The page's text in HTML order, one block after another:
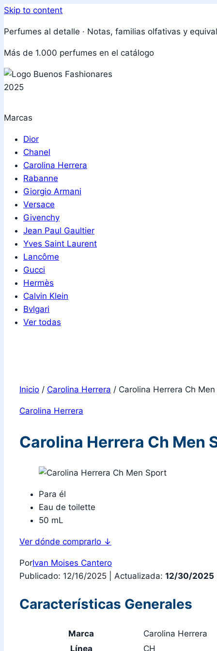
Skip to content
Perfumes al detalle · Notas, familias olfativas y
Más de 1.000 perfumes en el catálogo
Marcas
Dior
Chanel
Carolina Herrera
Rabanne
Giorgio Armani
Versace
Givenchy
Jean Paul Gaultier
Yves Saint Laurent
Lancôme
Gucci
Hermès
Calvin Klein
Bvlgari
Ver todas
Inicio / Carolina Herrera / Carolina Herrera Ch
Carolina Herrera
Carolina Herrera Ch Men
Para él
Eau de toilette
50 mL
Ver dónde comprarlo ↓
PorIvan Moises Cantero
Publicado: 12/16/2025
Actualizada: 12/30/2025
Características Generales
Marca
Carolina Herrera
Línea
CH